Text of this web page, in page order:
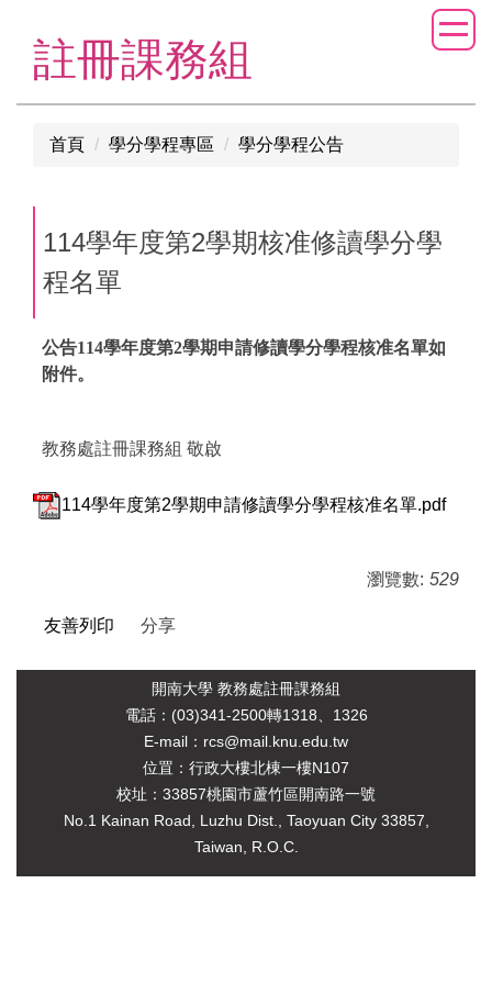
註冊課務組
首頁 學分學程專區 學分學程公告
114學年度第2學期核准修讀學分學
程名單
公告114學年度第2學期申請修讀學分學程核准名單如
附件。
教務處註冊課務組 敬啟
114學年度第2學期申請修讀學分學程核准名單.pdf
瀏覽數: 529
友善列印 分享
開南大學 教務處註冊課務組
電話：(03)341-2500轉1318、1326
E-mail：rcs@mail.knu.edu.tw
位罝：行政大樓北棟一樓N107
校址：33857桃園市蘆竹區開南路一號
No.1 Kainan Road, Luzhu Dist., Taoyuan City 33857,
Taiwan, R.O.C.